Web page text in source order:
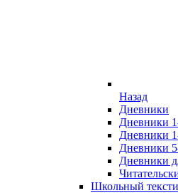
Назад
Дневники
Дневники
Дневники
Дневники
Дневники
Школьный